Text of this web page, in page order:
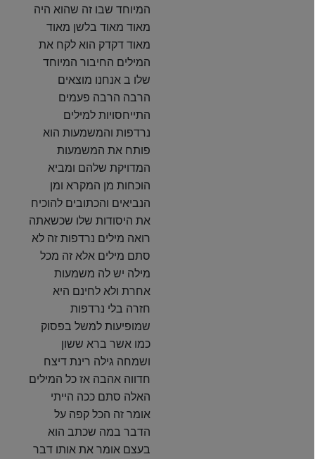
המיוחד שבו זה שהוא היה
מאוד מאוד בלשן מאוד
מאוד דקדק הוא לקח את
המילים החיבור המיוחד
שלו ב אנחנו מוצאים
הרבה הרבה פעמים
התייחסויות למילים
נרדפות והמשמעות הוא
פותח את המשמעות
המדויקת שלהם ומביא
הוכחות מן המקרא ומן
הנביאים והכתובים להוכיח
את היסודות שלו שכשאתה
רואה מילים נרדפות זה לא
סתם מילים אלא זה מכל
מילה יש לה משמעות
אחרת ולא לחינם היא
חזרה בלי נרדפות
שמופיעות למשל בפסוק
כמו אשר ברא ששון
ושמחה גילה רינת דיצח
חדווה אהבה אז כל המילים
האלה סתם ככה הייתי
אומר זה הכל קפה על
הדבר במה שכתב הוא
בעצם אומר את אותו דבר